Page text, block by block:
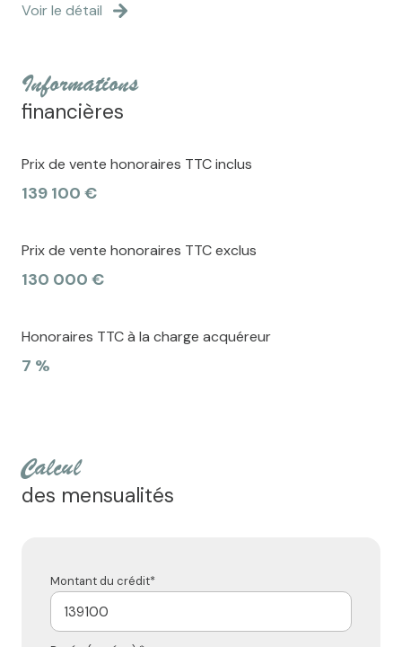
Voir le détail
informations
financières
Prix de vente honoraires TTC inclus
139 100 €
Prix de vente honoraires TTC exclus
130 000 €
Honoraires TTC à la charge acquéreur
7 %
calcul
des mensualités
Montant du crédit*